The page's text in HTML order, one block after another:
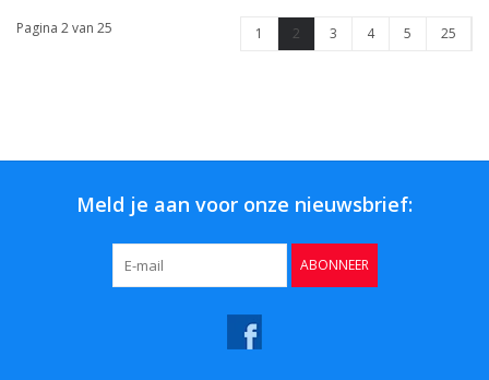
Pagina 2 van 25 1 2 3 4 5 25
Meld je aan voor onze nieuwsbrief:
ABONNEER